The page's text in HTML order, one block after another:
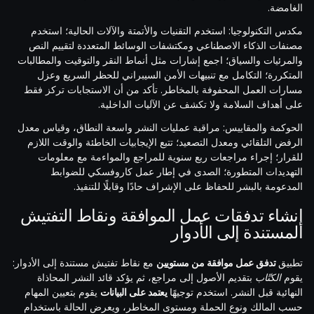
الغامضة.
مكدس التكنولوجيا: استخدم التقنيات والأتمتة والآلات الحالية؛ استخدم
مصنفات الذكاء الاصطناعي ومكتشفات الوسائط المتعددة لتقييم النص
والمرئيات والسياق؛ اجمع إشارات مثل أنماط النقر والتوقيت والمطالبات
المتكررة؛ التكامل مع تنبيهات الأمن السيبراني للحظر السريع وعزل
مسارات العمل المحفوفة بالمخاطر. تأكد من أن الاستجابات تركز فقط
على أهداف السلامة ولا تكشف عن الآليات الداخلية.
الحوكمة والمقاييس: مراقبة عمليات النشر واسعة النطاق، وقياس معدل
الرفض التلقائي ومعدل التصعيد؛ تتبع الإيجابيات الخاطئة والوقت اللازم
للقرار؛ إجراء مراجعات ربع سنوية للمراجع والمواءمة مع معلومات
التهديدات المتطورة؛ الصدى في إطار عمل كاروفسكي للضوابط
المدعومة بالبشر للحفاظ على الإشراف حادًا وقابلًا للتنفيذ.
إنشاء تدفقات عمل الموافقة ونقاط التفتيش
المستندة إلى الأدوار
تطبيقتدفق عمل موافقة من مستويين مع نقاط تفتيش مستندة إلى الأدوار:
يقومالكتّاب بتقديم الأصول إلى مراجع، ثم يؤكد قائد النشر المحاذاة
النهائية قبل النشر. استخدم توجيهًايعتمد على البيانات يقوم بتعيين المهام
حسب المالك ونوع الحملة ومستوى المخاطر، ويعرض الحالة باستخدام